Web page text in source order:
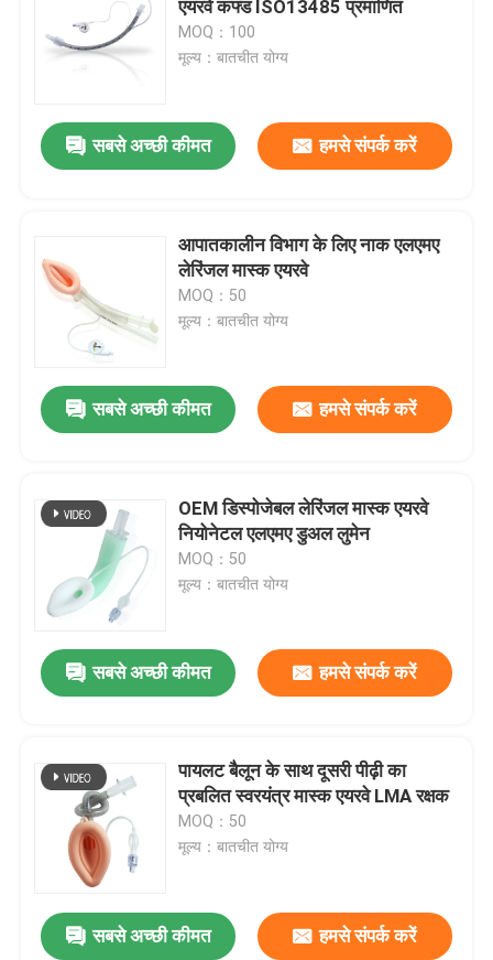
उत्पाद
वीआर दिखाएँ
एयरवे कफ्ड ISO13485 प्रमाणित
MOQ：100
मूल्य：बातचीत योग्य
सबसे अच्छी कीमत हमसे संपर्क करें
आपातकालीन विभाग के लिए नाक एलएमए
लेरिंजल मास्क एयरवे
MOQ：50
मूल्य：बातचीत योग्य
सबसे अच्छी कीमत हमसे संपर्क करें
OEM डिस्पोजेबल लेरिंजल मास्क एयरवे
नियोनेटल एलएमए डुअल लुमेन
MOQ：50
मूल्य：बातचीत योग्य
सबसे अच्छी कीमत हमसे संपर्क करें
पायलट बैलून के साथ दूसरी पीढ़ी का
प्रबलित स्वरयंत्र मास्क एयरवे LMA रक्षक
MOQ：50
मूल्य：बातचीत योग्य
सबसे अच्छी कीमत हमसे संपर्क करें